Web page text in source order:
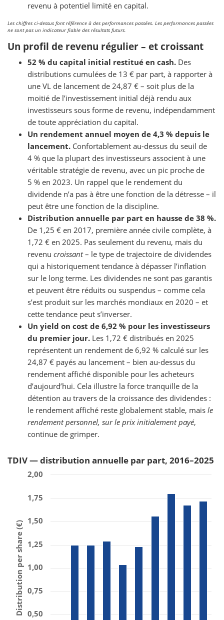
revenu à potentiel limité en capital.
Les chiffres ci-dessus font référence à des performances passées. Les performances passées
ne sont pas un indicateur fiable des résultats futurs.
Un profil de revenu régulier – et croissant
52 % du capital initial restitué en cash. Des
distributions cumulées de 13 € par part, à rapporter à
une VL de lancement de 24,87 € – soit plus de la
moitié de l’investissement initial déjà rendu aux
investisseurs sous forme de revenu, indépendamment
de toute appréciation du capital.
Un rendement annuel moyen de 4,3 % depuis le
lancement. Confortablement au-dessus du seuil de
4 % que la plupart des investisseurs associent à une
véritable stratégie de revenu, avec un pic proche de
5 % en 2023. Un rappel que le rendement du
dividende n’a pas à être une fonction de la détresse – il
peut être une fonction de la discipline.
Distribution annuelle par part en hausse de 38 %.
De 1,25 € en 2017, première année civile complète, à
1,72 € en 2025. Pas seulement du revenu, mais du
revenu croissant– le type de trajectoire de dividendes
qui a historiquement tendance à dépasser l’inflation
sur le long terme. Les dividendes ne sont pas garantis
et peuvent être réduits ou suspendus – comme cela
s’est produit sur les marchés mondiaux en 2020 – et
cette tendance peut s’inverser.
Un yield on cost de 6,92 % pour les investisseurs
du premier jour. Les 1,72 € distribués en 2025
représentent un rendement de 6,92 % calculé sur les
24,87 € payés au lancement – bien au-dessus du
rendement affiché disponible pour les acheteurs
d’aujourd’hui. Cela illustre la force tranquille de la
détention au travers de la croissance des dividendes :
le rendement affiché reste globalement stable, mais le
rendement personnel, sur le prix initialement payé,
continue de grimper.
TDIV — distribution annuelle par part, 2016–2025
Distribution per share (€) 0,50
0,75
1,00
1,25
1,50
1,75
2,00